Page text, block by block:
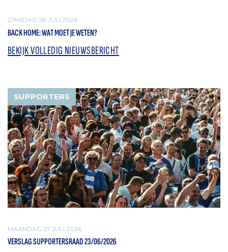
DINSDAG 28 JULI 2026
BACK HOME: WAT MOET JE WETEN?
BEKIJK VOLLEDIG NIEUWSBERICHT
SUPPORTERS
MAANDAG 27 JULI 2026
VERSLAG SUPPORTERSRAAD 23/06/2026